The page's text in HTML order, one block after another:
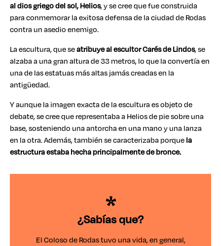
al dios griego del sol, Helios, y se cree que fue construida
para conmemorar la exitosa defensa de la ciudad de Rodas
contra un asedio enemigo.
La escultura, que seatribuye al escultor Carés de Lindos, se
alzaba a una gran altura de 33 metros, lo que la convertía en
una de las estatuas más altas jamás creadas en la
antigüedad.
Y aunque la imagen exacta de la escultura es objeto de
debate, se cree que representaba a Helios de pie sobre una
base, sosteniendo una antorcha en una mano y una lanza
en la otra. Además, también se caracterizaba porquela
estructura estaba hecha principalmente de bronce.
¿Sabías que?
El Coloso de Rodas tuvo una vida, en general,